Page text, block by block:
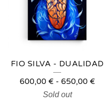
FIO SILVA - DUALIDAD
600,00 € - 650,00 €
Sold out